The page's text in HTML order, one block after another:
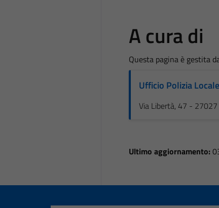
A cura di
Questa pagina è gestita
Ufficio Polizia Locale
Via Libertà, 47 - 27027
Ultimo aggiornamento: